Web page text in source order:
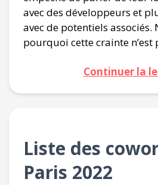
avec des développeurs et
avec de potentiels associés.
pourquoi cette crainte n’est
Continuer la
Liste des
Paris 2022